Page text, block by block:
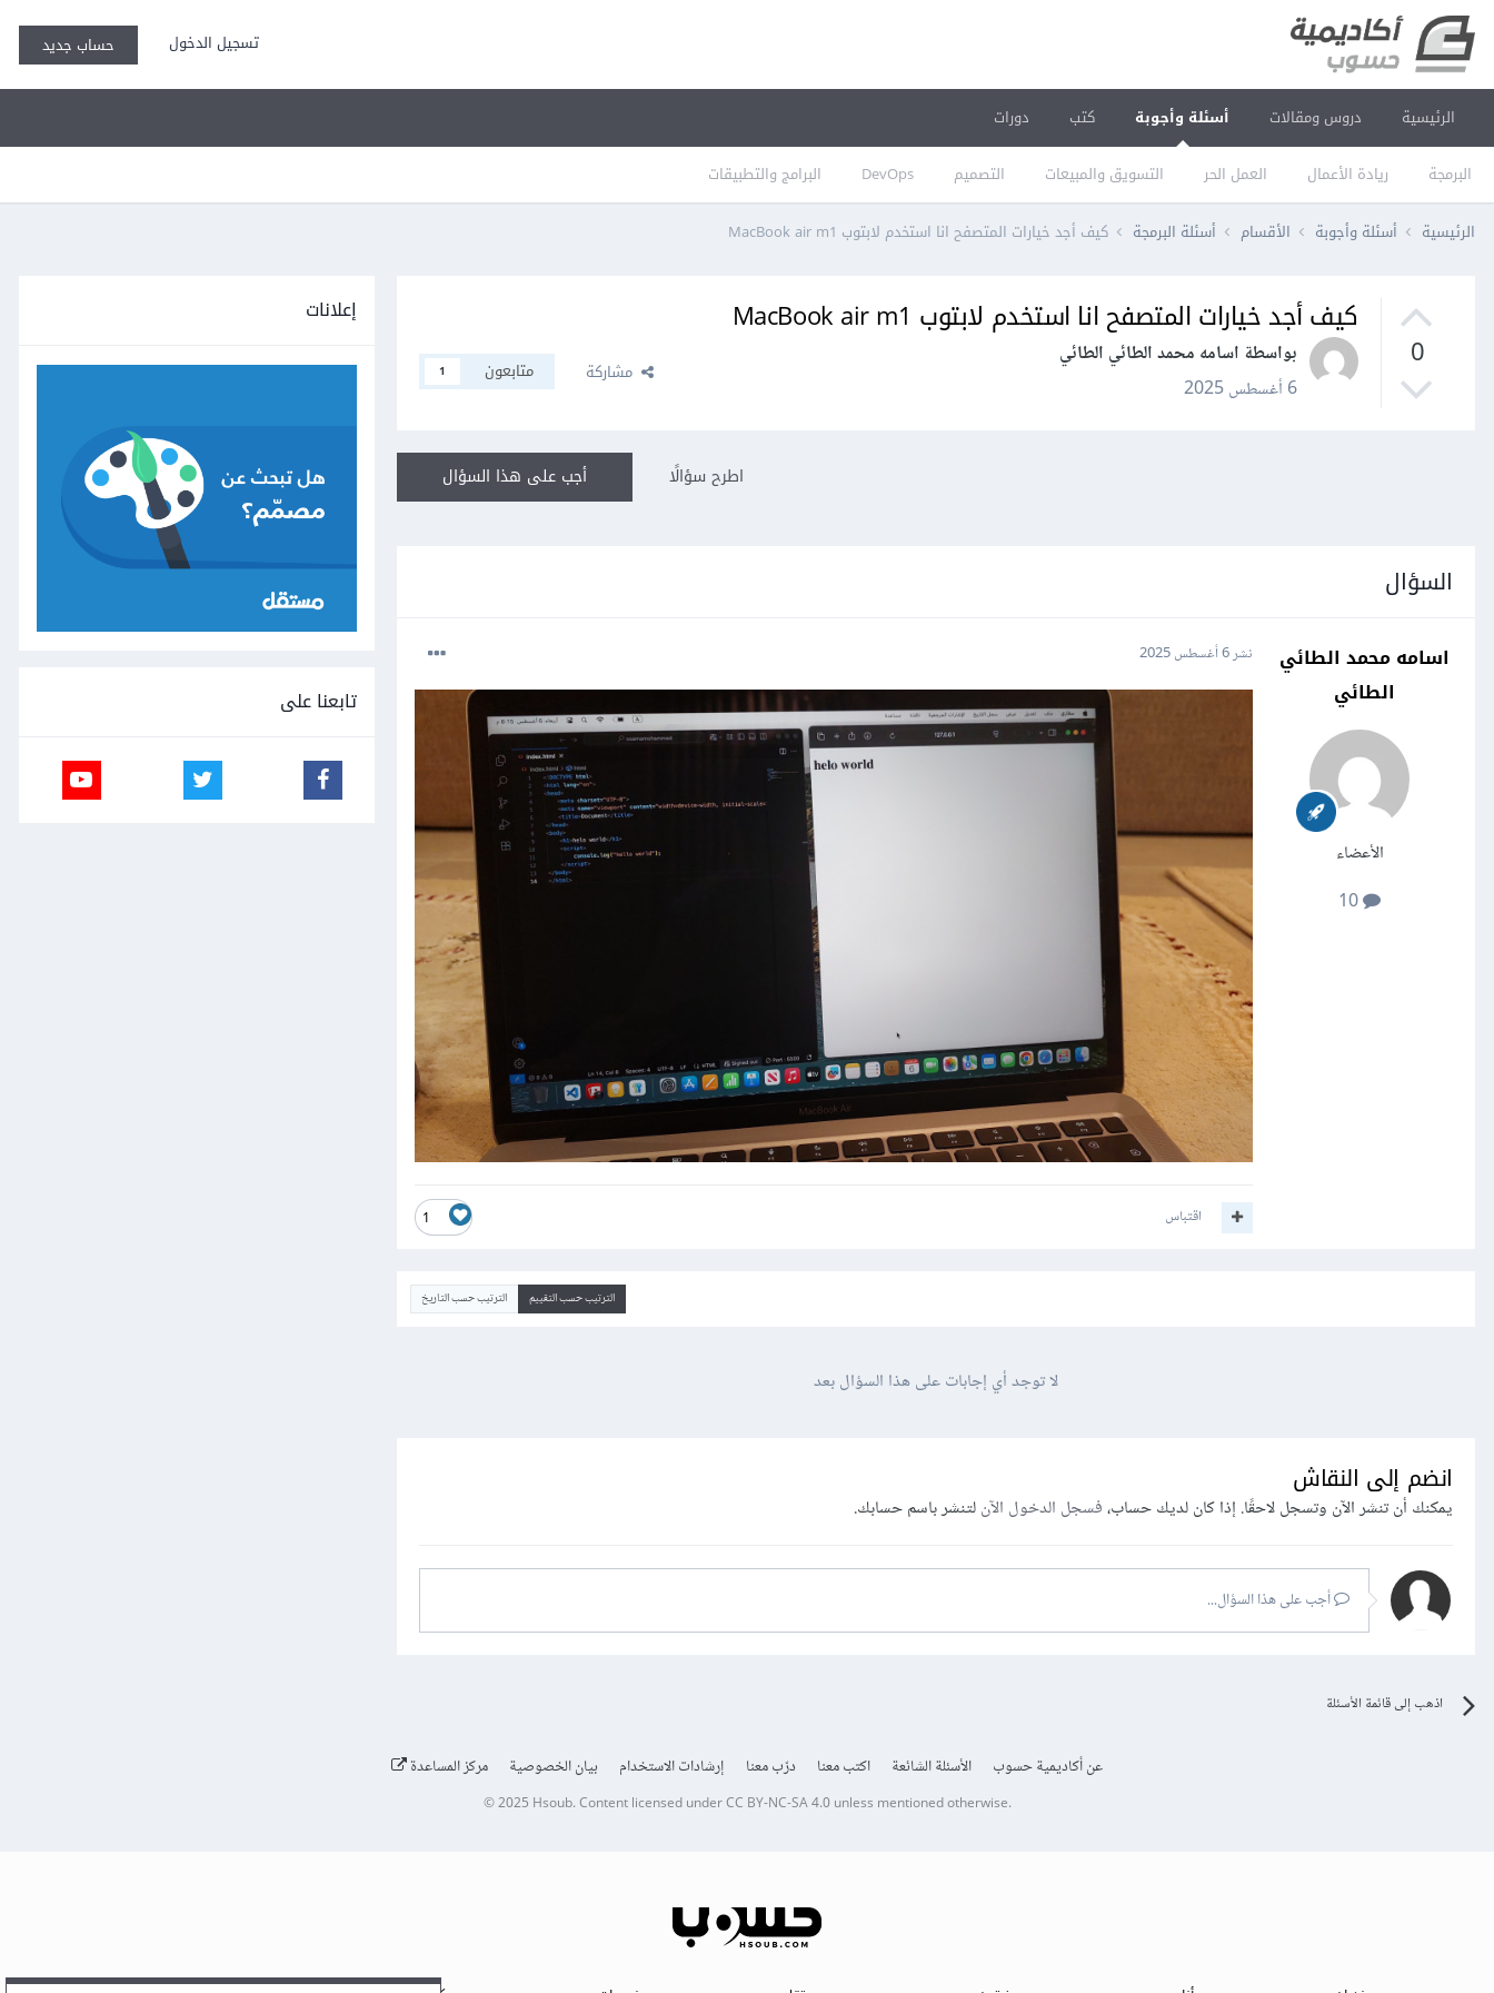
تسجيل الدخول حساب جديد
الرئيسية دروس ومقالات أسئلة وأجوبة
البرمجة ريادة الأعمال العمل الحر التسويق والمبيعات التصميم DevOps البرامج والتطبيقات
كتب دورات
الرئيسية أسئلة وأجوبة الأقسام أسئلة البرمجة كيف أجد خيارات المتصفح انا استخدم لابتوب MacBook air m1
0
كيف أجد خيارات المتصفح انا استخدم لابتوب MacBook air m1
بواسطة اسامه محمد الطائي الطائي
6 أغسطس 2025
مشاركة متابعون 1
أجب على هذا السؤال اطرح سؤالًا
السؤال
اسامه محمد الطائي
الطائي
الأعضاء
نشر6 أغسطس 2025
1 اقتباس
الترتيب حسب التقييم الترتيب حسب التاريخ
لا توجد أي إجابات على هذا السؤال بعد
انضم إلى النقاش
يمكنك أن تنشر الآن وتسجل لاحقًا. إذا كان لديك حساب،فسجل الدخول الآنلتنشر باسم حسابك.
أجب على هذا السؤال...
اذهب إلى قائمة الأسئلة
إعلانات
تابعنا على
عن أكاديمية حسوب الأسئلة الشائعة اكتب معنا درّب معنا إرشادات الاستخدام بيان الخصوصية مركز المساعدة
© 2025 Hsoub.Content licensed underCC BY-NC-SA 4.0unless mentioned otherwise.